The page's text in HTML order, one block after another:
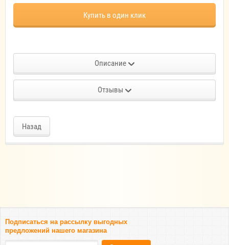
Купить в один клик
Описание
Отзывы
Назад
Подписаться на рассылку выгодных
предложений нашего магазина